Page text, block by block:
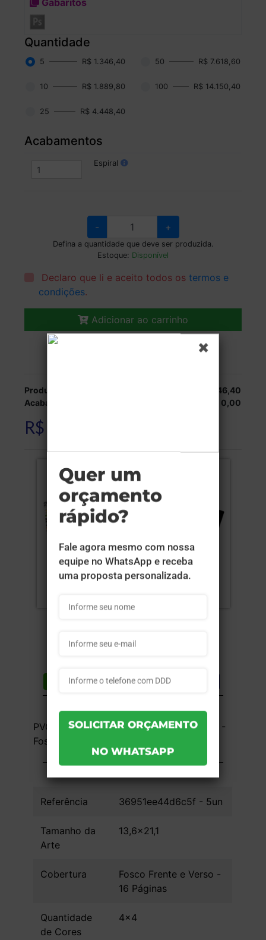
Quantidade
5 R$ 1.346,40 50 R$ 7.618,60
10 R$ 1.889,80 100 R$ 14.150,40
25 R$ 4.448,40
Acabamentos
Espiral
- +
Defina a quantidade que deve ser produzida.
Estoque: Disponível
Declaro que li e aceito todos ostermos e
condições.
Adicionar ao carrinho
Veja as opções de entrega.
Produção:
R$ 1.346,40
Acabamentos:
R$ 0,00
R$ 1.346,40
Lista de desejos Compartilhar
PVC 0,5mm - Fosco - 4x4 - 13,6x21,1 cm -
Fosco Frente e Verso - 5 unid
INFORMAÇÕES DO PRODUTO
Referência 36951ee44d6c5f - 5un
Tamanho da
Arte
13,6x21,1
Cobertura
Fosco Frente e Verso -
16 Páginas
Quantidade
de Cores
4x4